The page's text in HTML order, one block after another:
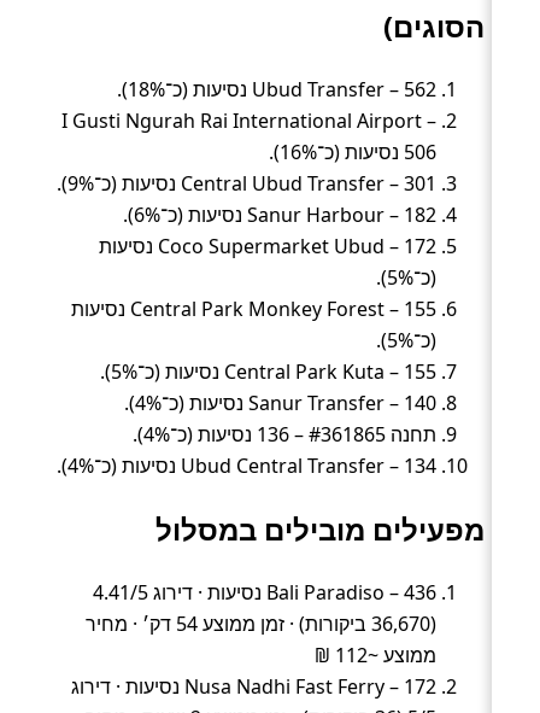
הסוגים)
Ubud Transfer – 562 נסיעות (כ־18%).
I Gusti Ngurah Rai International Airport –
506 נסיעות (כ־16%).
Central Ubud Transfer – 301 נסיעות (כ־9%).
Sanur Harbour – 182 נסיעות (כ־6%).
Coco Supermarket Ubud – 172 נסיעות
(כ־5%).
Central Park Monkey Forest – 155 נסיעות
(כ־5%).
Central Park Kuta – 155 נסיעות (כ־5%).
Sanur Transfer – 140 נסיעות (כ־4%).
תחנה #361865 – 136 נסיעות (כ־4%).
Ubud Central Transfer – 134 נסיעות (כ־4%).
מפעילים מובילים במסלול
Bali Paradiso – 436 נסיעות · דירוג 4.41/5
(36,670 ביקורות) · זמן ממוצע 54 דק׳ · מחיר
ממוצע ~112 ₪
Nusa Nadhi Fast Ferry – 172 נסיעות · דירוג